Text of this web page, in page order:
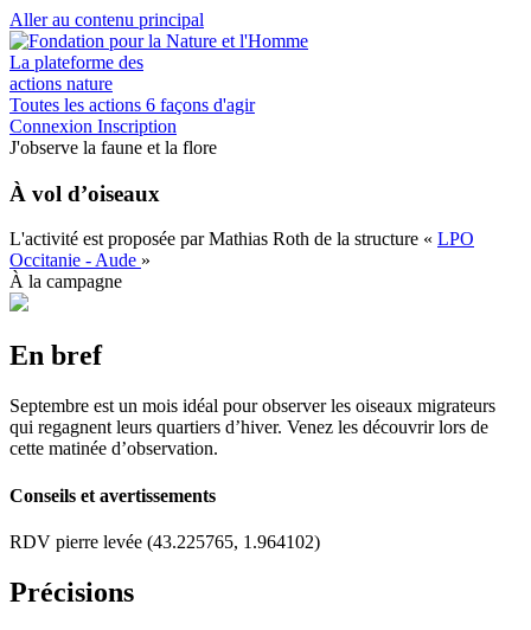
Aller au contenu principal
La plateforme des
actions nature
Toutes les actions 6 façons d'agir
Connexion Inscription
J'observe la faune et la flore
À vol d’oiseaux
L'activité est proposée parMathias Roth de la structure « LPO
Occitanie - Aude »
À la campagne
En bref
Septembre est un mois idéal pour observer les oiseaux migrateurs
qui regagnent leurs quartiers d’hiver. Venez les découvrir lors de
cette matinée d’observation.
Conseils et avertissements
RDV pierre levée (43.225765, 1.964102)
Précisions